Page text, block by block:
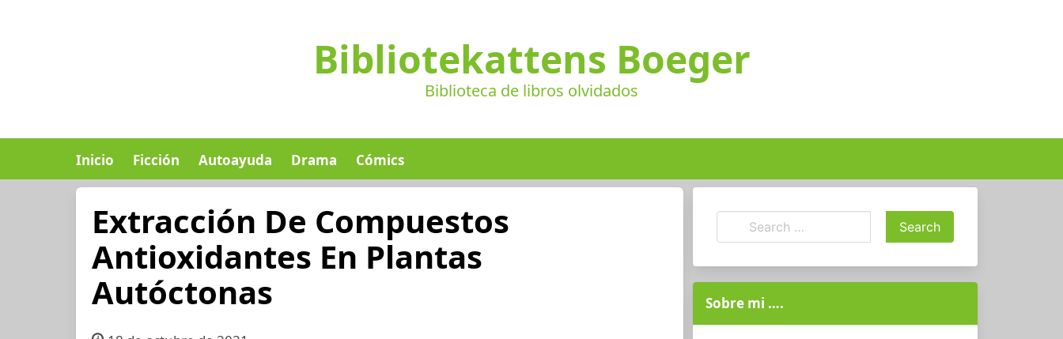
Bibliotekattens Boeger
Biblioteca de libros olvidados
Inicio Ficción Autoayuda Drama Cómics
Extracción De Compuestos
Antioxidantes En Plantas
Autóctonas
Sobre mi ….